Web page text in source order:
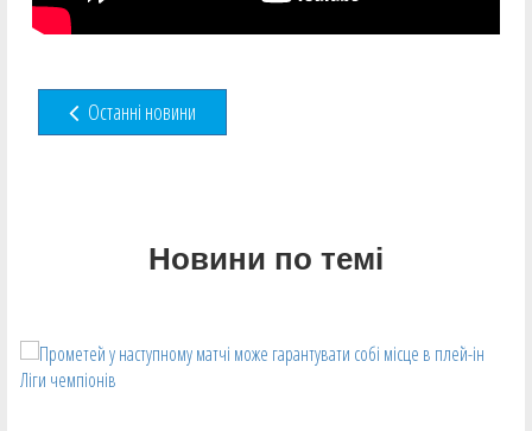
Останні новини
Новини по темі